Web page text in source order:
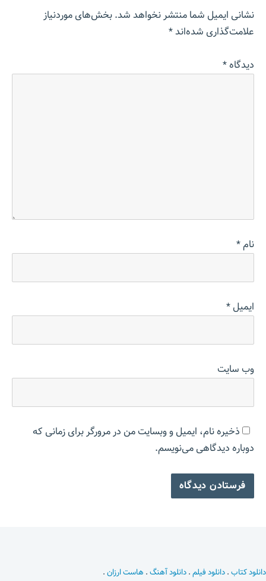
نشانی ایمیل شما منتشر نخواهد شد.بخش‌های موردنیاز
علامت‌گذاری شده‌اند*
دیدگاه*
نام*
ایمیل*
وب‌ سایت
ذخیره نام، ایمیل و وبسایت من در مرورگر برای زمانی که
دوباره دیدگاهی می‌نویسم.
دانلود کتاب.دانلود فیلم.دانلود آهنگ. هاست ارزان.